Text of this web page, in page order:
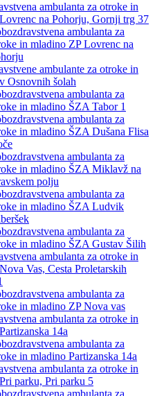
ambulanta za otroke in
na Pohorju, Gornji trg 37
ambulanta za
in mladino ZP Lovrenc na
ambulante za otroke in
Osnovnih šolah
ambulanta za
in mladino ŠZA Tabor 1
ambulanta za
in mladino ŠZA Dušana Flisa
ambulanta za
in mladino ŠZA Miklavž na
polju
ambulanta za
in mladino ŠZA Ludvik
ambulanta za
in mladino ŠZA Gustav Šilih
ambulanta za otroke in
Vas, Cesta Proletarskih
ambulanta za
in mladino ZP Nova vas
ambulanta za otroke in
14a
ambulanta za
in mladino Partizanska 14a
ambulanta za otroke in
parku, Pri parku 5
ambulanta za